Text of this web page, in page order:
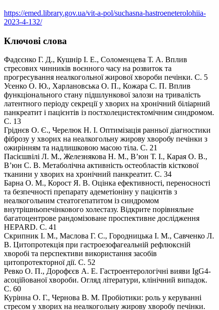
https://emed.library.gov.ua/vit-a-pol/suchasna-hastroeneterolohiia-
2023-4-132/
Ключові слова
Фадєєнко Г. Д., Кушнір І. Е., Соломенцева Т. А. Вплив
стресових чинників воєнного часу на розвиток та
прогресування неалкогольної жирової хвороби печінки. С. 5
Усенко О. Ю., Харлановська О. П., Кожара С. П. Вплив
функціонального стану підшлункової залози на тривалість
латентного періоду секреції у хворих на хронічний біліарний
панкреатит і пацієнтів із постхолецистектомічним синдромом.
С. 13
Гріднєв О. Є., Черелюк Н. І. Оптимізація ранньої діагностики
фіброзу у хворих на неалкогольну жирову хворобу печінки з
ожирінням та надлишковою масою тіла. С. 21
Пасієшвілі Л. М., Железнякова Н. М., В’юн Т. І., Карая О. В.,
В’юн С. В. Метаболічна активність остеобластів кісткової
тканини у хворих на хронічний панкреатит. С. 34
Барна О. М., Корост Я. В. Оцінка ефективності, переносності
та безпечності препарату адеметіоніну у пацієнтів з
неалкогольним стеатогепатитом із синдромом
внутрішньопечінкового холестазу. Відкрите порівняльне
багатоцентрове рандомізоване проспективне дослідження
HEPARD. С. 41
Скрипник І. М., Маслова Г. С., Городницька І. М., Савченко Л.
В. Цитопротекція при гастроезофагеальній рефлюксній
хворобі та перспективи використання засобів
цитопротекторної дії. С. 52
Ревко О. П., Дорофєєв А. Е. Гастроентерологічні вияви IgG4-
асоційованої хвороби. Огляд літератури, клінічний випадок.
С. 60
Курінна О. Г., Чернова В. М. Пробіотики: роль у керуванні
стресом у хворих на неалкогольну жирову хворобу печінки.